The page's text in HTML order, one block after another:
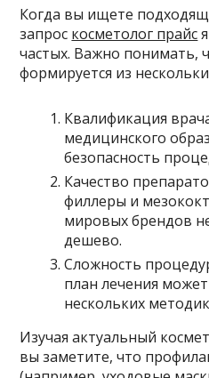
Когда вы ищете
запрос косметолог прайс
частых. Важно понимать,
формируется из
Квалификация
медицинского
безопасность
Качество
филлеры и
мировых брендов
дешево.
Сложность
план лечения
нескольких
Изучая актуальный
вы заметите, что